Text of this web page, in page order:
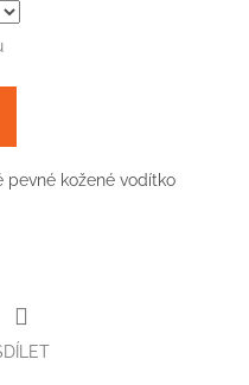
pevné kožené vodítko